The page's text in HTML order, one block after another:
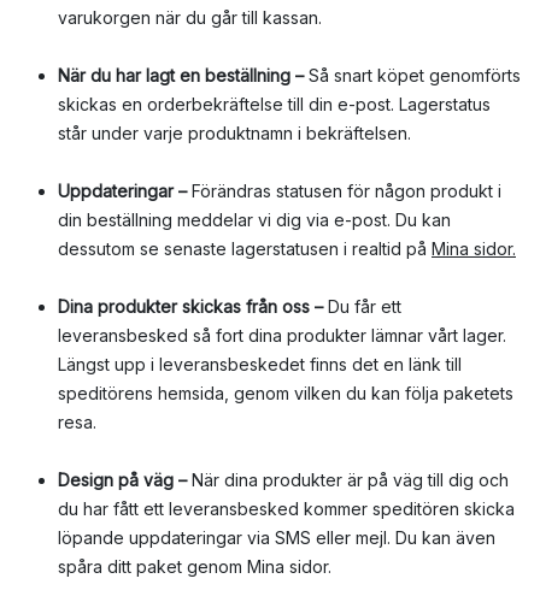
varukorgen när du går till kassan.
När du har lagt en beställning –Så snart köpet genomförts
skickas en orderbekräftelse till din e-post. Lagerstatus
står under varje produktnamn i bekräftelsen.
Uppdateringar –Förändras statusen för någon produkt i
din beställning meddelar vi dig via e-post. Du kan
dessutom se senaste lagerstatusen i realtid på Mina sidor.
Dina produkter skickas från oss –Du får ett
leveransbesked så fort dina produkter lämnar vårt lager.
Längst upp i leveransbeskedet finns det en länk till
speditörens hemsida, genom vilken du kan följa paketets
resa.
Design på väg –När dina produkter är på väg till dig och
du har fått ett leveransbesked kommer speditören skicka
löpande uppdateringar via SMS eller mejl. Du kan även
spåra ditt paket genom Mina sidor.